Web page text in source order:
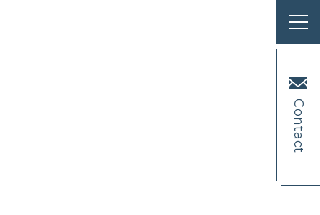
Contact